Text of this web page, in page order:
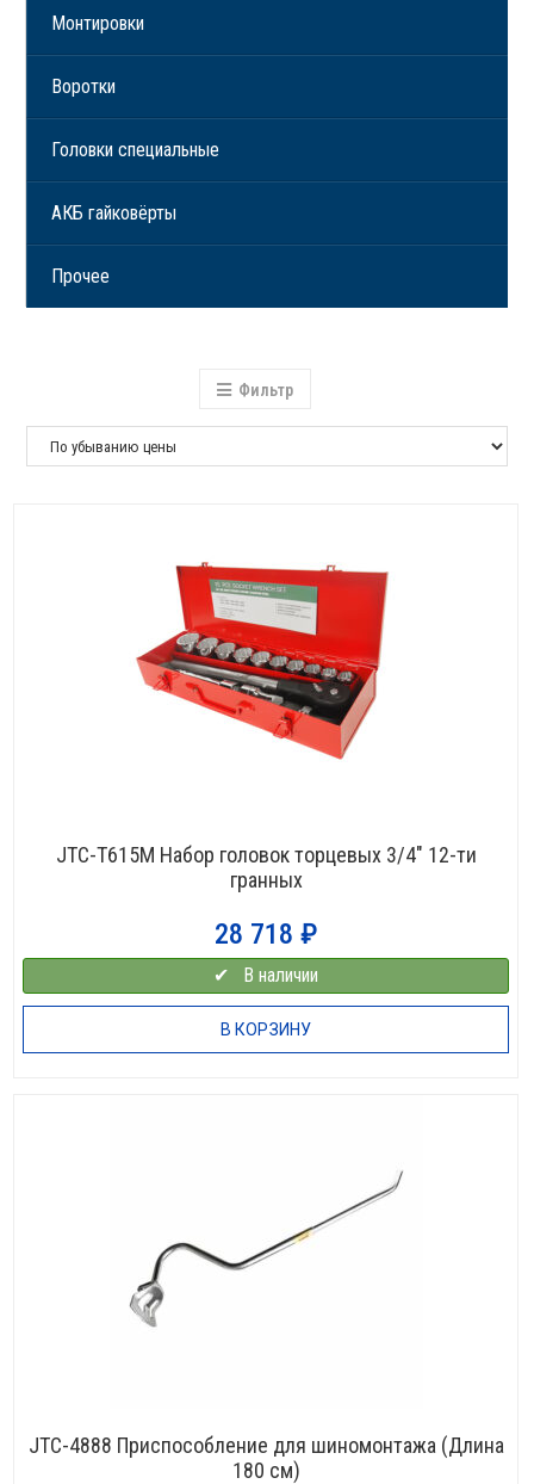
Монтировки
Воротки
Головки специальные
АКБ гайковёрты
Прочее
Фильтр
JTC-T615M Набор головок торцевых 3/4″ 12-ти
гранных
28 718 ₽
✔⠀В наличии
В КОРЗИНУ
JTC-4888 Приспособление для шиномонтажа (Длина
180 см)